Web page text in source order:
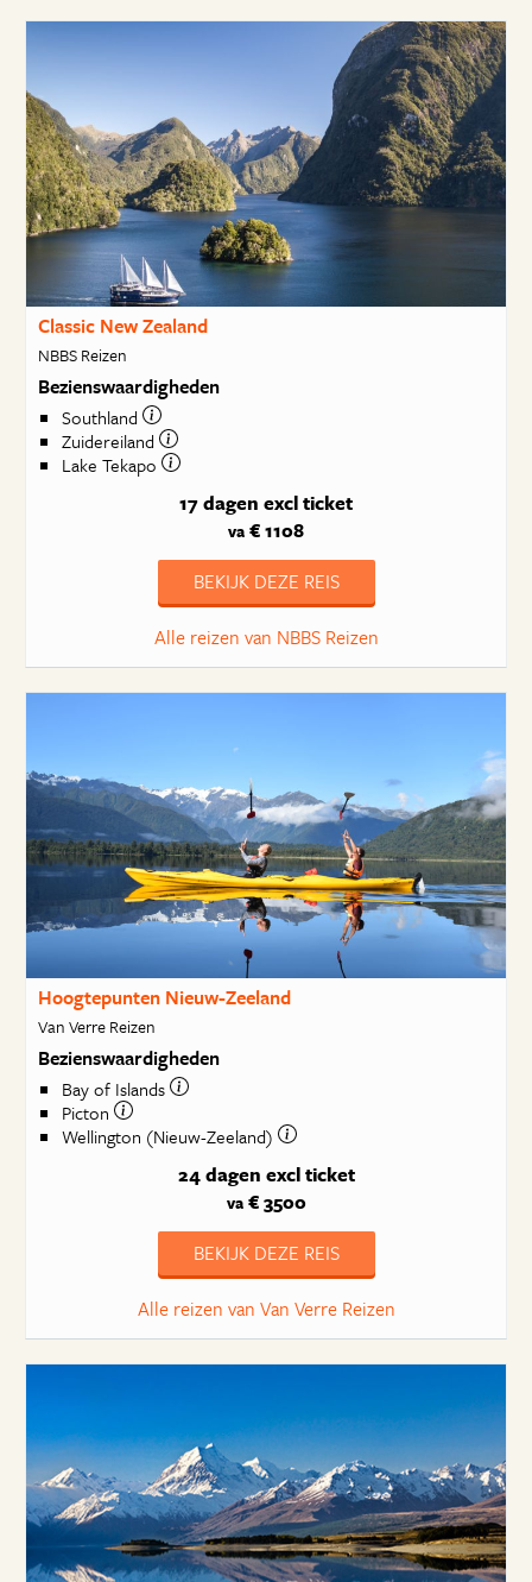
Classic New Zealand
NBBS Reizen
Bezienswaardigheden
Southland
Zuidereiland
Lake Tekapo
17 dagen excl ticket
va € 1108
BEKIJK DEZE REIS
Alle reizen van NBBS Reizen
Hoogtepunten Nieuw-Zeeland
Van Verre Reizen
Bezienswaardigheden
Bay of Islands
Picton
Wellington (Nieuw-Zeeland)
24 dagen excl ticket
va€ 3500
BEKIJK DEZE REIS
Alle reizen van Van Verre Reizen